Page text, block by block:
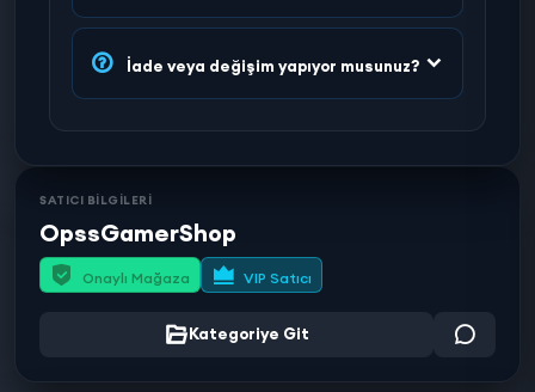
İade veya değişim yapıyor musunuz?
SATICI BİLGİLERİ
OpssGamerShop
Onaylı Mağaza VIP Satıcı
Kategoriye Git